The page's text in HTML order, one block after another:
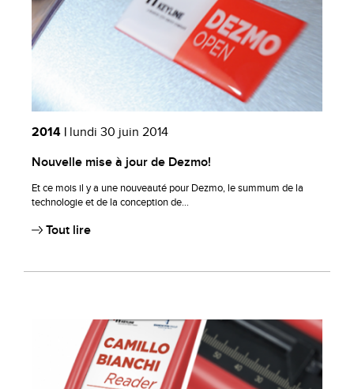
2014 | lundi 30 juin 2014
Nouvelle mise à jour de Dezmo!
Et ce mois il y a une nouveauté pour Dezmo, le summum de la
technologie et de la conception de...
Tout lire